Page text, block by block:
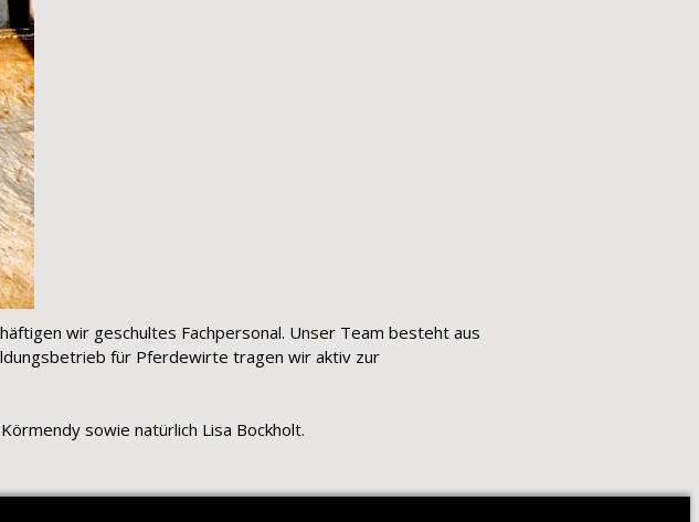
wir geschultes Fachpersonal. Unser Team besteht aus
für Pferdewirte tragen wir aktiv zur
sowie natürlich Lisa Bockholt.